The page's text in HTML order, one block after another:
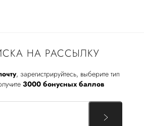
НА РАССЫЛКУ
, зарегистрируйтесь, выберите тип
3000 бонусных баллов